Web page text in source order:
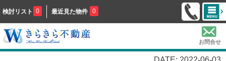
検討リスト 0 最近見た物件 0
お問合せ